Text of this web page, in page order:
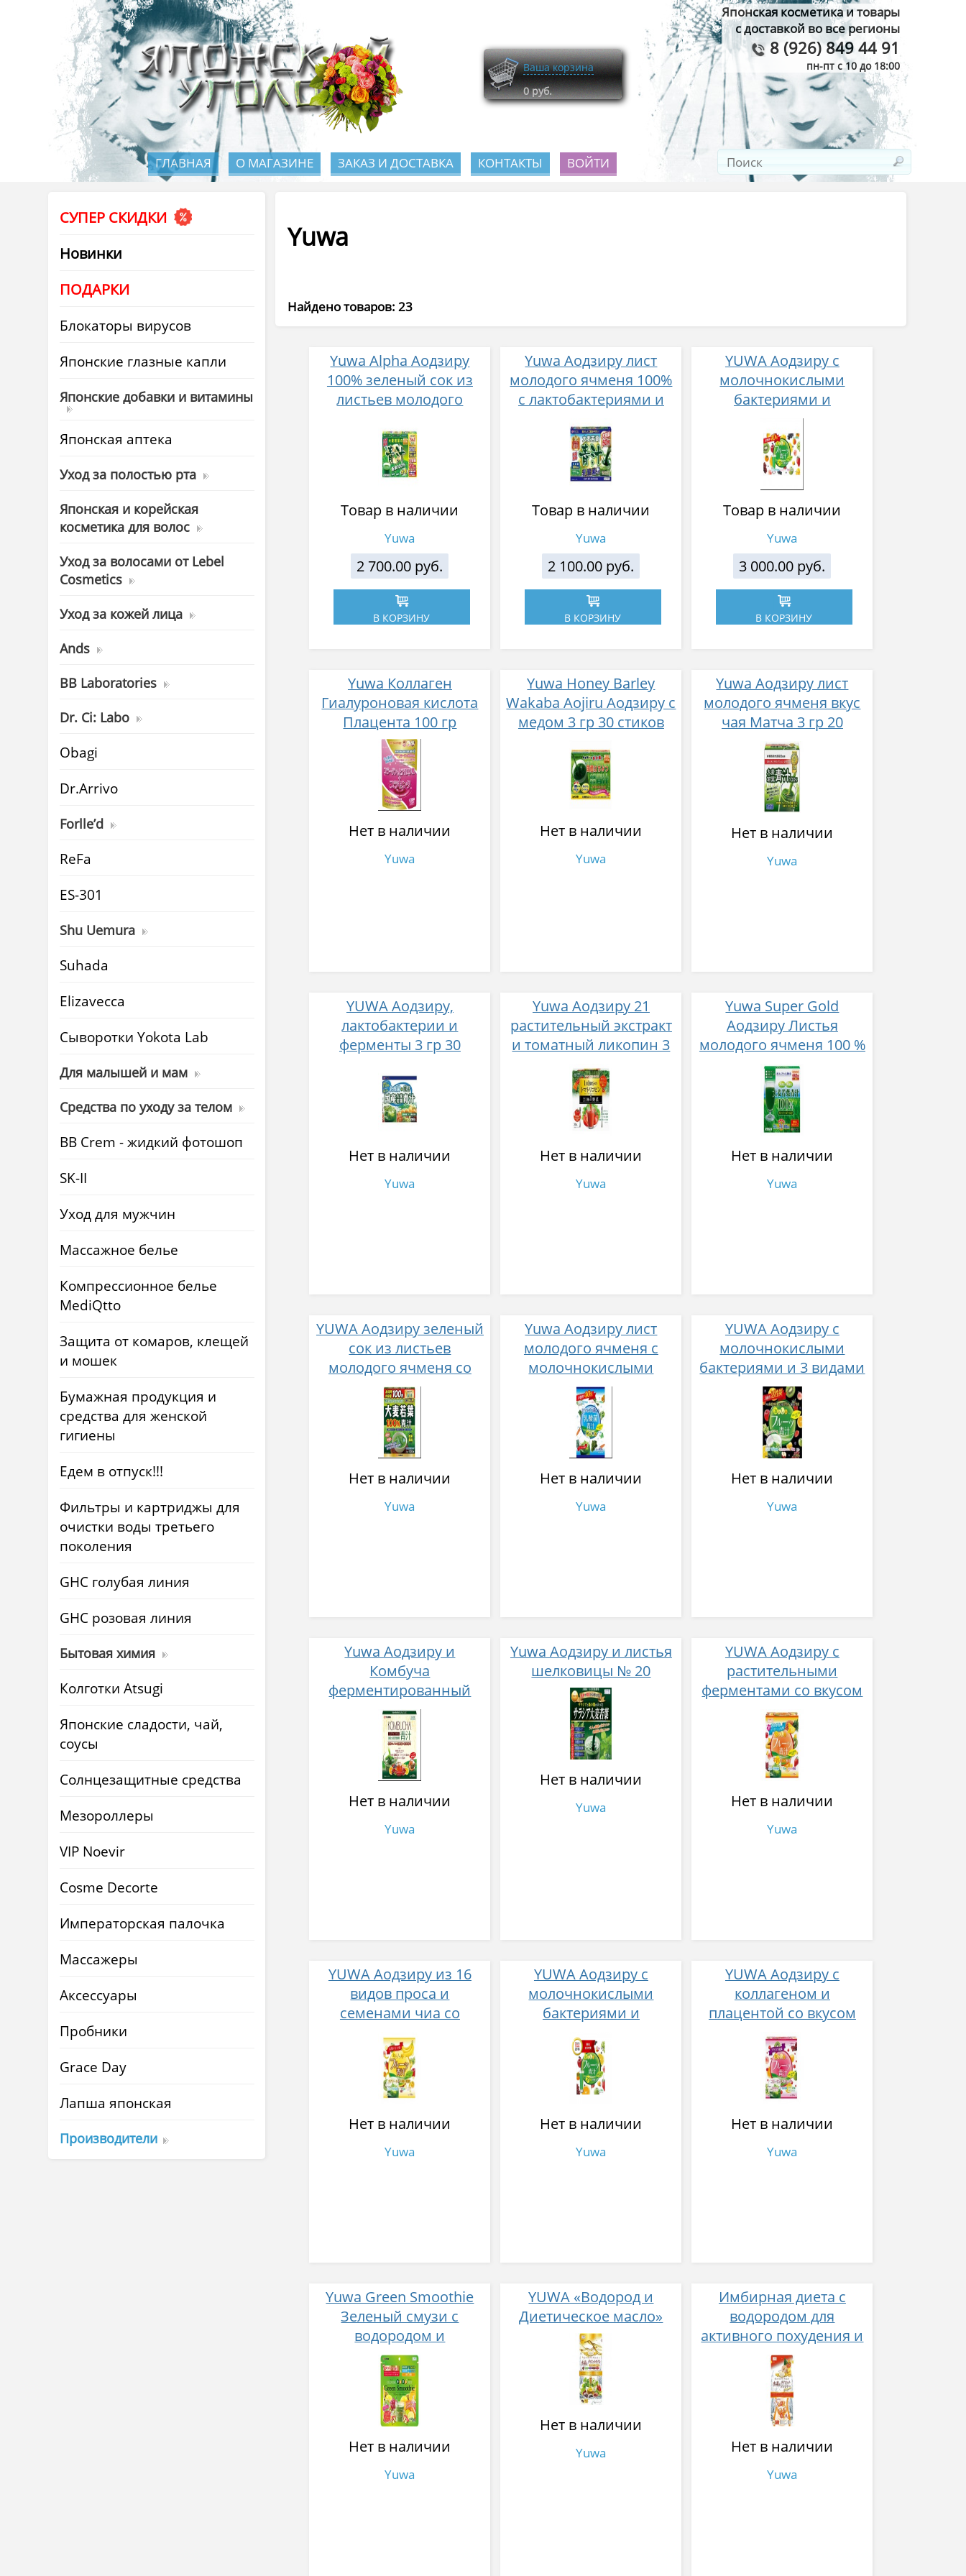
Японская косметика и товары
с доставкой во все регионы
8 (926) 849 44 91
пн-пт с 10 до 18:00
Ваша корзина
0 руб.
ГЛАВНАЯ О МАГАЗИНЕ ЗАКАЗ И ДОСТАВКА КОНТАКТЫ ВОЙТИ
СУПЕР СКИДКИ
Новинки
ПОДАРКИ
Блокаторы вирусов
Японские глазные капли
Японские добавки и витамины
Японская аптека
Уход за полостью рта
Японская и корейская
косметика для волос
Уход за волосами от Lebel
Cosmetics
Уход за кожей лица
Ands
BB Laboratories
Dr. Ci: Labo
Obagi
Dr.Arrivo
Forlle’d
ReFa
ES-301
Shu Uemura
Suhada
Elizavecca
Cыворотки Yokota Lab
Для малышей и мам
Средства по уходу за телом
BB Crem - жидкий фотошоп
SK-II
Уход для мужчин
Массажное белье
Компрессионное белье
MediQtto
Защита от комаров, клещей
и мошек
Бумажная продукция и
средства для женской
гигиены
Едем в отпуск!!!
Фильтры и картриджы для
очистки воды третьего
поколения
GHC голубая линия
GHC розовая линия
Бытовая химия
Колготки Atsugi
Японские сладости, чай,
соусы
Солнцезащитные средства
Мезороллеры
VIP Noevir
Cosme Decorte
Императорская палочка
Массажеры
Аксессуары
Пробники
Grace Day
Лапша японская
Производители
Yuwa
Найдено товаров: 23
Yuwa Alpha Аодзиру
100% зеленый сок из
листьев молодого
Товар в наличии
Yuwa
2 700.00 руб.
В КОРЗИНУ
Yuwa Аодзиру лист
молодого ячменя 100%
с лактобактериями и
ферментами 3 гр 50 шт
Товар в наличии
Yuwa
2 100.00 руб.
В КОРЗИНУ
YUWA Аодзиру с
молочнокислыми
бактериями и
ферментами с
фруктовым вкусом № 40
Товар в наличии
Yuwa
3 000.00 руб.
В КОРЗИНУ
Yuwa Коллаген
Гиалуроновая кислота
Плацента 100 гр
Нет в наличии
Yuwa
Yuwa Honey Barley
Wakaba Aojiru Аодзиру с
медом 3 гр 30 стиков
Нет в наличии
Yuwa
Yuwa Аодзиру лист
молодого ячменя вкус
чая Матча 3 гр 20
стиков
Нет в наличии
Yuwa
YUWA Аодзиру,
лактобактерии и
ферменты 3 гр 30
Нет в наличии
Yuwa
Yuwa Аодзиру 21
растительный экстракт
и томатный ликопин 3
гр 30 стиков
Нет в наличии
Yuwa
Yuwa Super Gold
Аодзиру Листья
молодого ячменя 100 %
3 гр 25 стиков
Нет в наличии
Yuwa
YUWA Аодзиру зеленый
сок из листьев
молодого ячменя со
вкусом чая Матча 2 гр
100 шт
Нет в наличии
Yuwa
Yuwa Аодзиру лист
молодого ячменя с
молочнокислыми
бактериями, 86 видов
растительных
ферментов со вкусом
йогурта № 40
Нет в наличии
Yuwa
YUWA Аодзиру с
молочнокислыми
бактериями и 3 видами
активированного угля
№ 20
Нет в наличии
Yuwa
Yuwa Аодзиру и
Комбуча
ферментированный
экстракт чайного гриба
№ 20
Нет в наличии
Yuwa
Yuwa Аодзиру и листья
шелковицы № 20
Нет в наличии
Yuwa
YUWA Аодзиру c
растительными
ферментами со вкусом
ананаса № 20
Нет в наличии
Yuwa
YUWA Аодзиру из 16
видов проса и
семенами чиа со
вкусом банана 20
пакетиков
Нет в наличии
Yuwa
YUWA Аодзиру с
молочнокислыми
бактериями и
ферментами с
фруктовым вкусом № 20
Нет в наличии
Yuwa
YUWA Аодзиру с
коллагеном и
плацентой со вкусом
фруктов № 20
Нет в наличии
Yuwa
Yuwa Green Smoothie
Зеленый смузи с
водородом и
молочнокислыми
бактериями для
активного похудения и
очищения от шлаков
150 гр
Нет в наличии
Yuwa
YUWA «Водород и
Диетическое масло»
Нет в наличии
Yuwa
Имбирная диета с
водородом для
активного похудения и
очищения от токсинов
№ 60
Нет в наличии
Yuwa